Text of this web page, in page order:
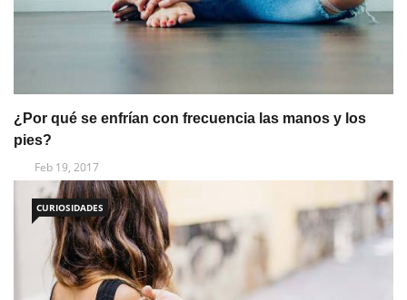
¿Por qué se enfrían con frecuencia las manos y los
pies?
Feb 19, 2017
CURIOSIDADES